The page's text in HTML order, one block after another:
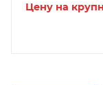
Цену на